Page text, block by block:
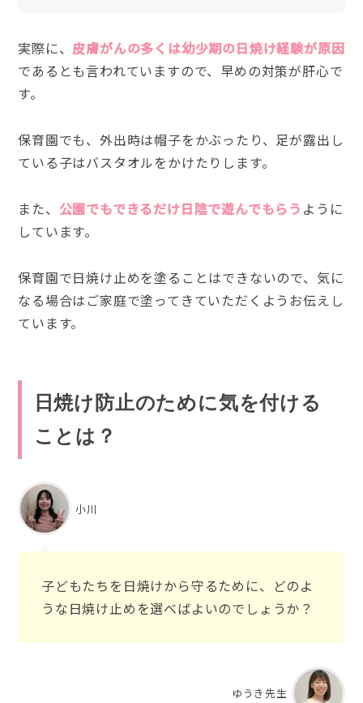
実際に、皮膚がんの多くは幼少期の日焼け経験が原因
であるとも言われていますので、早めの対策が肝心で
す。
保育園でも、外出時は帽子をかぶったり、足が露出し
ている子はバスタオルをかけたりします。
また、 公園でもできるだけ日陰で遊んでもらう ように
しています。
保育園で日焼け止めを塗ることはできないので、気に
なる場合はご家庭で塗ってきていただくようお伝えし
ています。
日焼け防止のために気を付ける
ことは？
小川
子どもたちを日焼けから守るために、どのよ
うな日焼け止めを選べばよいのでしょうか？
ゆうき先生